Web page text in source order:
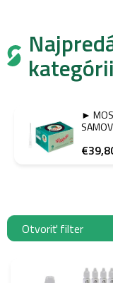
kategórii
►
Otvoriť filter